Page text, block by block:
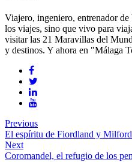
Viajero, ingeniero, entrenador
los viajes, sino que vivo para
visitar las 21 Maravillas del
y destinos. Y ahora en "Málaga
Previous
El espíritu de Fiordland y
Next
Coromandel, el refugio de los